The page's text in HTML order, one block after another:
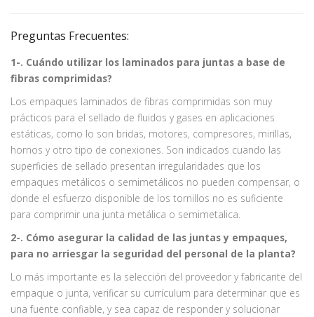
Preguntas Frecuentes:
1-. Cuándo utilizar los laminados para juntas a base de
fibras comprimidas?
Los empaques laminados de fibras comprimidas son muy
prácticos para el sellado de fluidos y gases en aplicaciones
estáticas, como lo son bridas, motores, compresores, mirillas,
hornos y otro tipo de conexiones. Son indicados cuando las
superficies de sellado presentan irregularidades que los
empaques metálicos o semimetálicos no pueden compensar, o
donde el esfuerzo disponible de los tornillos no es suficiente
para comprimir una junta metálica o semimetalica.
2-. Cómo asegurar la calidad de las juntas y empaques,
para no arriesgar la seguridad del personal de la planta?
Lo más importante es la selección del proveedor y fabricante del
empaque o junta, verificar su currículum para determinar que es
una fuente confiable, y sea capaz de responder y solucionar